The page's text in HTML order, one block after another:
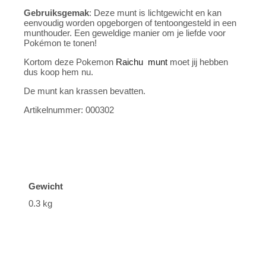
Gebruiksgemak: Deze munt is lichtgewicht en kan
eenvoudig worden opgeborgen of tentoongesteld in een
munthouder. Een geweldige manier om je liefde voor
Pokémon te tonen!
Kortom deze Pokemon Raichu munt moet jij hebben
dus koop hem nu.
De munt kan krassen bevatten.
Artikelnummer: 000302
Gewicht
0.3 kg